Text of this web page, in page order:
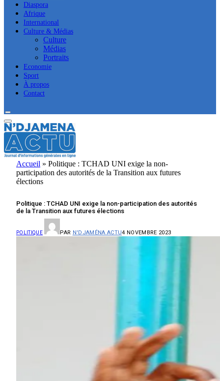
Diaspora
Afrique
International
Culture & Médias
Culture
Médias
Portraits
Economie
Sport
À propos
Contact
Accueil » Politique : TCHAD UNI exige la non-
participation des autorités de la Transition aux futures
élections
Politique : TCHAD UNI exige la non-participation des autorités
de la Transition aux futures élections
POLITIQUE PAR N'DJAMÉNA ACTU4 NOVEMBRE 2023